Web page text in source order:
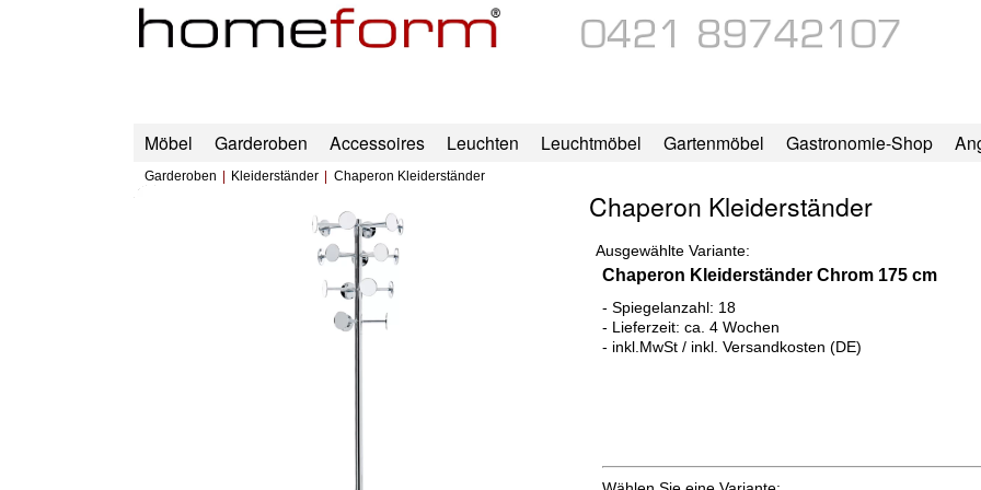
Möbel Garderoben Accessoires Leuchten Leuchtmöbel Gartenmöbel Gastronomie-Shop
Garderoben Kleiderständer Chaperon Kleiderständer
Chaperon Kleiderständer
Ausgewählte Variante:
Chaperon Kleiderständer Chrom 175 cm
- Spiegelanzahl: 18
- Lieferzeit: ca. 4 Wochen
- inkl.MwSt / inkl. Versandkosten (DE)